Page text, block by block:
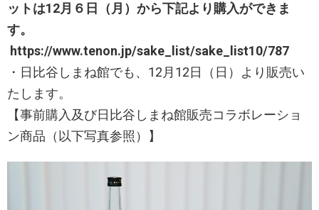
ットは12月６日（月）から下記より購入ができま
す。
https://www.tenon.jp/sake_list/sake_list10/787
・日比谷しまね館でも、12月12日（日）より販売い
たします。
【事前購入及び日比谷しまね館販売コラボレーショ
ン商品（以下写真参照）】